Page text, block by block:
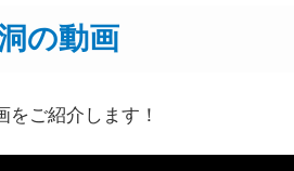
の動画
ご紹介します！